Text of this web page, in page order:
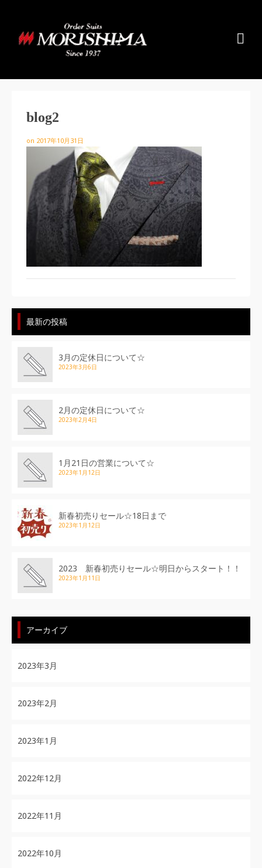
blog2
on 2017年10月31日
最新の投稿
3月の定休日について☆
2023年3月6日
2月の定休日について☆
2023年2月4日
1月21日の営業について☆
2023年1月12日
新春初売りセール☆18日まで
2023年1月12日
2023 新春初売りセール☆明日からスタート！！
2023年1月11日
アーカイブ
2023年3月
2023年2月
2023年1月
2022年12月
2022年11月
2022年10月